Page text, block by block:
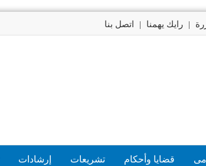
| رايك يهمنا | اتصل بنا
قضايا وأحكام تشريعات إرشادات